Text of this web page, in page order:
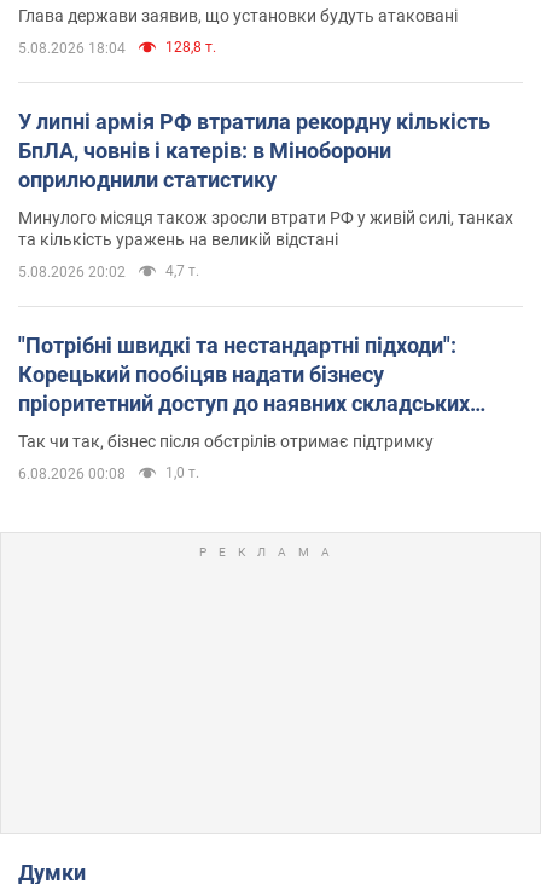
Глава держави заявив, що установки будуть атаковані
5.08.2026 18:04 128,8 т.
У липні армія РФ втратила рекордну кількість
БпЛА, човнів і катерів: в Міноборони
оприлюднили статистику
Минулого місяця також зросли втрати РФ у живій силі, танках
та кількість уражень на великій відстані
5.08.2026 20:02 4,7 т.
"Потрібні швидкі та нестандартні підходи":
Корецький пообіцяв надати бізнесу
пріоритетний доступ до наявних складських
приміщень
Так чи так, бізнес після обстрілів отримає підтримку
6.08.2026 00:08 1,0 т.
Думки